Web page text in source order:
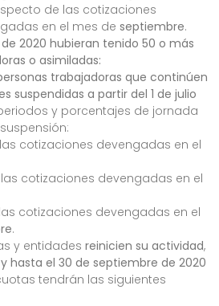
de las cotizaciones
en el mes de septiembre.
2020 hubieran tenido 50 o más
o asimiladas:
trabajadoras que continúen
suspendidas a partir del 1 de julio
y porcentajes de jornada
cotizaciones devengadas en el
cotizaciones devengadas en el
cotizaciones devengadas en el
.
y entidades reinicien su actividad,
hasta el 30 de septiembre de 2020
tendrán las siguientes